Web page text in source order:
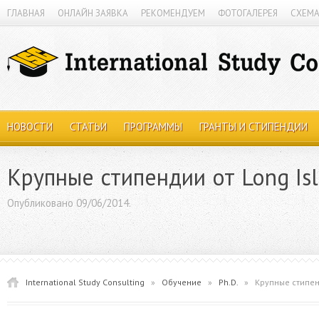
ГЛАВНАЯ ОНЛАЙН ЗАЯВКА РЕКОМЕНДУЕМ ФОТОГАЛЕРЕЯ
НОВОСТИ СТАТЬИ ПРОГРАММЫ ГРАНТЫ И СТИПЕНДИИ
Крупные стипендии от Long
Опубликовано 09/06/2014.
International Study Consulting » Обучение » Ph.D. » Крупные